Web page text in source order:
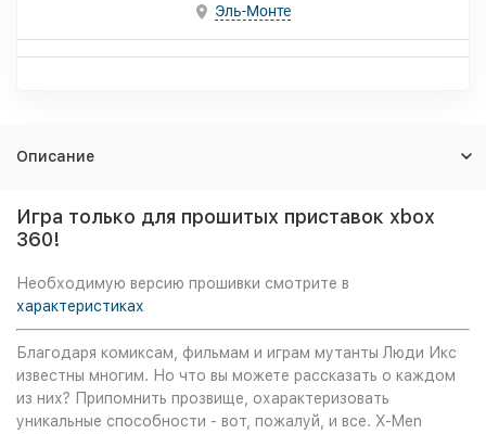
Эль-Монте
Описание
Игра только для прошитых приставок xbox
360!
Необходимую версию прошивки смотрите в
характеристиках
Благодаря комиксам, фильмам и играм мутанты Люди Икс
известны многим. Но что вы можете рассказать о каждом
из них? Припомнить прозвище, охарактеризовать
уникальные способности - вот, пожалуй, и все. X-Men